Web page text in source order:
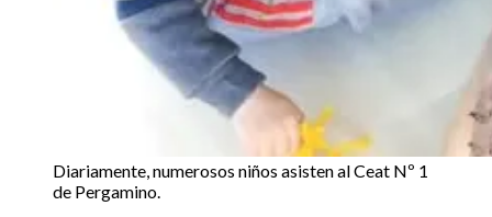
Diariamente, numerosos niños asisten al Ceat Nº 1
de Pergamino.